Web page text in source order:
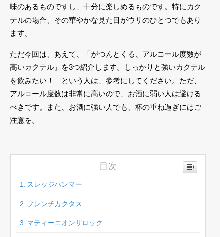
味のあるものですし、十分に楽しめるものです。特にカク
テルの場合、その華やかな見た目がウリのひとつでもあり
ます。
ただ今回は、あえて、「がつんとくる、アルコール度数が
高いカクテル」を3つ紹介します。しっかりと強いカクテル
を飲みたい！ という人は、参考にしてください。ただ、
アルコール度数は非常に高いので、お酒に弱い人は避ける
べきです。また、お酒に強い人でも、杯の重ね過ぎにはご
注意を。
目次
スレッジハンマー
フレンチカクタス
マティーニオンザロック